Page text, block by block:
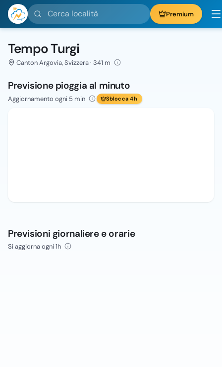
Cerca località Premium
Tempo Turgi
Canton Argovia, Svizzera · 341 m
Previsione pioggia al minuto
Aggiornamento ogni 5 min Sblocca 4h
Previsioni giornaliere e orarie
Si aggiorna ogni 1h